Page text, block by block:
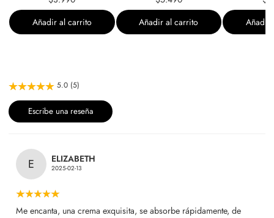
Añadir al carrito
Añadir al carrito
Añadir
5.0 (5)
Escribe una reseña
E ELIZABETH
2025-02-13
Me encanta, una crema exquisita, se absorbe rápidamente, de